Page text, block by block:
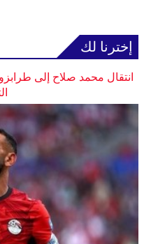
إخترنا لك
انتقال محمد صلاح إلى